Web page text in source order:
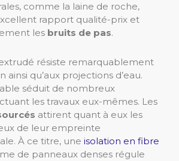
comme la laine de roche,
rapport qualité-prix et
les bruits de pas.
résiste remarquablement
ainsi qu’aux projections d’eau.
séduit de nombreux
les travaux eux-mêmes. Les
attirent quant à eux les
de leur empreinte
À ce titre, une isolation en fibre
de panneaux denses régule